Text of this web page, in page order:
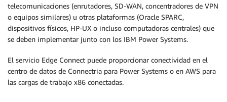
telecomunicaciones (enrutadores, SD-WAN, concentradores de VPN
o equipos similares) u otras plataformas (Oracle SPARC,
dispositivos físicos, HP-UX o incluso computadoras centrales) que
se deben implementar junto con los IBM Power Systems.
El servicio Edge Connect puede proporcionar conectividad en el
centro de datos de Connectria para Power Systems o en AWS para
las cargas de trabajo x86 conectadas.